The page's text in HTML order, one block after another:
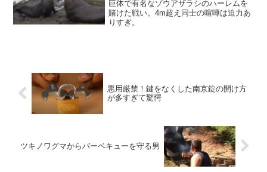
巨体で有名なゾウアザラシのハーレムを
賭けた戦い。4m超え同士の喧嘩は迫力あ
りすぎ。
悪用厳禁！鍵をなくした南京錠の開け方
が多すぎて驚愕
ツキノワグマからバーベキューを守る男